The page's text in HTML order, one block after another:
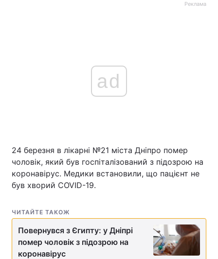
Реклама
ad
24 березня в лікарні №21 міста Дніпро помер
чоловік, який був госпіталізований з підозрою на
коронавірус. Медики встановили, що пацієнт не
був хворий COVID-19.
ЧИТАЙТЕ ТАКОЖ
Повернувся з Єгипту: у Дніпрі
помер чоловік з підозрою на
коронавірус